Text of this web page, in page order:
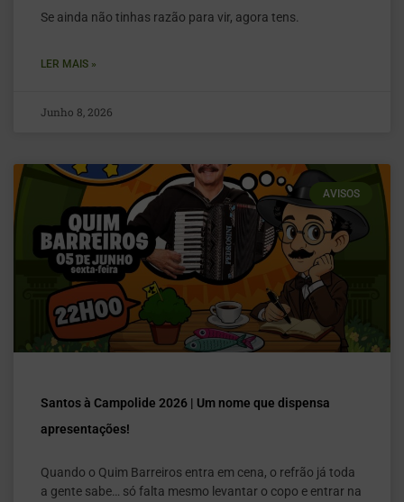
Se ainda não tinhas razão para vir, agora tens.
LER MAIS »
Junho 8, 2026
AVISOS
Santos à Campolide 2026 | Um nome que dispensa
apresentações!
Quando o Quim Barreiros entra em cena, o refrão já toda
a gente sabe… só falta mesmo levantar o copo e entrar na